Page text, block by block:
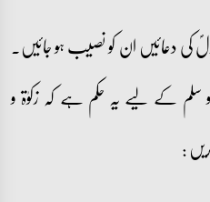
کی دعائیں ان کو نصیب ہو جائیں۔
و سلم کے لیے یہ حکم ہے کہ زکوٰۃ و
: